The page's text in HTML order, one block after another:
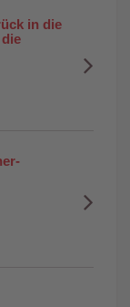
in die